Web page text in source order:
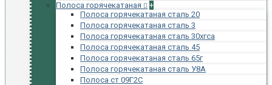
Полоса горячекатаная
+
Полоса горячекатаная сталь 20
Полоса горячекатаная сталь 3
Полоса горячекатаная сталь 30хгса
Полоса горячекатаная сталь 45
Полоса горячекатаная сталь 65г
Полоса горячекатаная сталь У8А
Полоса ст 09Г2С